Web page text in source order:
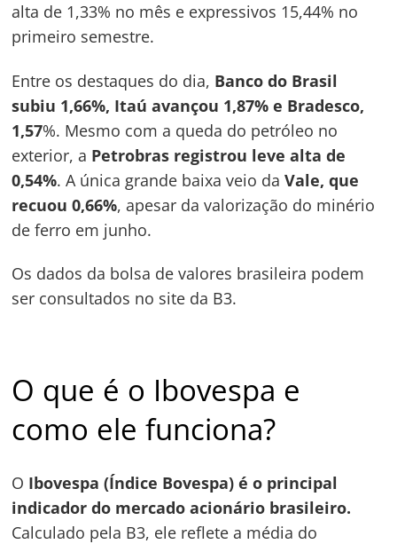
alta de 1,33% no mês e expressivos 15,44% no
primeiro semestre.
Entre os destaques do dia, Banco do Brasil
subiu 1,66%, Itaú avançou 1,87% e Bradesco,
1,57%. Mesmo com a queda do petróleo no
exterior, a Petrobras registrou leve alta de
0,54%. A única grande baixa veio daVale, que
recuou 0,66%, apesar da valorização do minério
de ferro em junho.
Os dados da bolsa de valores brasileira podem
ser consultados no site da B3.
O que é o Ibovespa e
como ele funciona?
O Ibovespa (Índice Bovespa) é o principal
indicador do mercado acionário brasileiro.
Calculado pela B3, ele reflete a média do